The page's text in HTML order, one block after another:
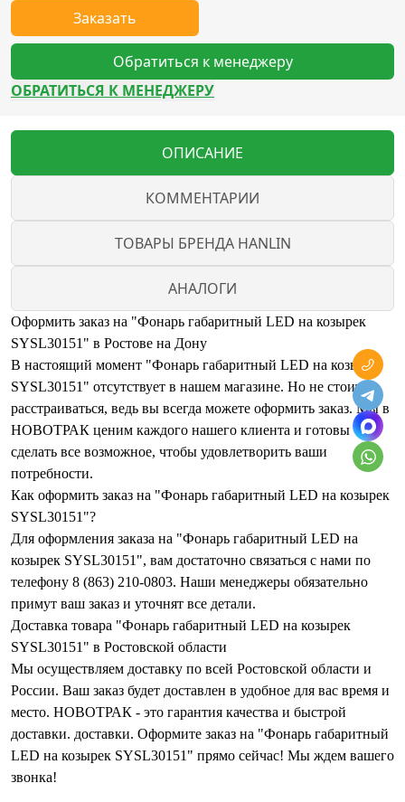
Заказать
Обратиться к менеджеру
ОБРАТИТЬСЯ К МЕНЕДЖЕРУ
ОПИСАНИЕ
КОММЕНТАРИИ
ТОВАРЫ БРЕНДА HANLIN
АНАЛОГИ
Оформить заказ на "Фонарь габаритный LED на козырек
SYSL30151" в Ростове на Дону
В настоящий момент "Фонарь габаритный LED на козырек
SYSL30151" отсутствует в нашем магазине. Но не стоит
расстраиваться, ведь вы всегда можете оформить заказ. Мы в
НОВОТРАК ценим каждого нашего клиента и готовы
сделать все возможное, чтобы удовлетворить ваши
потребности.
Как оформить заказ на "Фонарь габаритный LED на козырек
SYSL30151"?
Для оформления заказа на "Фонарь габаритный LED на
козырек SYSL30151", вам достаточно связаться с нами по
телефону 8 (863) 210-0803. Наши менеджеры обязательно
примут ваш заказ и уточнят все детали.
Доставка товара "Фонарь габаритный LED на козырек
SYSL30151" в Ростовской области
Мы осуществляем доставку по всей Ростовской области и
России. Ваш заказ будет доставлен в удобное для вас время и
место. НОВОТРАК - это гарантия качества и быстрой
доставки. доставки. Оформите заказ на "Фонарь габаритный
LED на козырек SYSL30151" прямо сейчас! Мы ждем вашего
звонка!